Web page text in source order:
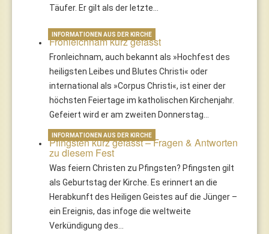
Täufer. Er gilt als der letzte…
Fronleichnam kurz gefasst
Fronleichnam, auch bekannt als »Hochfest des
heiligsten Leibes und Blutes Christi« oder
international als »Corpus Christi«, ist einer der
höchsten Feiertage im katholischen Kirchenjahr.
Gefeiert wird er am zweiten Donnerstag…
INFORMATIONEN AUS DER KIRCHE
Pfingsten kurz gefasst – Fragen & Antworten
zu diesem Fest
Was feiern Christen zu Pfingsten? Pfingsten gilt
als Geburtstag der Kirche. Es erinnert an die
Herabkunft des Heiligen Geistes auf die Jünger –
ein Ereignis, das infoge die weltweite
Verkündigung des…
INFORMATIONEN AUS DER KIRCHE